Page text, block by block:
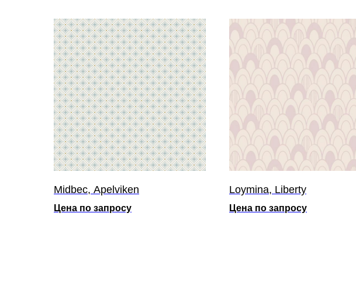
Midbec, Apelviken
Цена по запросу
Loymina, Liberty
Цена по запросу